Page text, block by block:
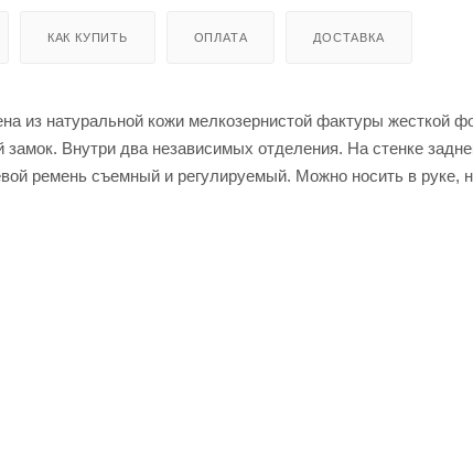
КАК КУПИТЬ ОПЛАТА ДОСТАВКА
из натуральной кожи мелкозернистой фактуры жесткой
Внутри два независимых отделения. На стенке
ремень съемный и регулируемый. Можно носить в руке,